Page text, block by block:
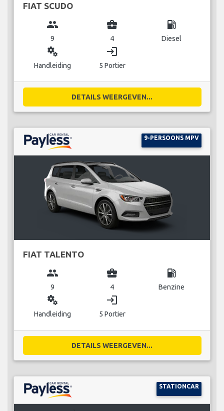
FIAT SCUDO
group
9
business_center
4
local_gas_station
Diesel
miscellaneous_services
Handleiding
login
5 Portier
DETAILS WEERGEVEN...
9-PERSOONS MPV
FIAT TALENTO
group
9
business_center
4
local_gas_station
Benzine
miscellaneous_services
Handleiding
login
5 Portier
DETAILS WEERGEVEN...
STATIONCAR